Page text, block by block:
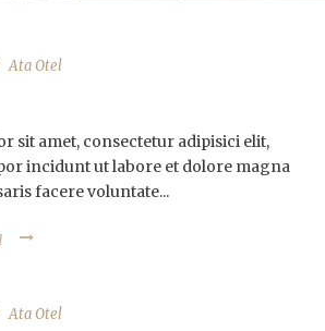
Ata Otel
sit amet, consectetur adipisici elit,
incidunt ut labore et dolore magna
facere voluntate...
Ata Otel